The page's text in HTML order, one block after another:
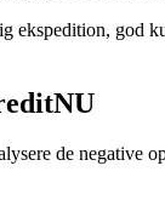
god
de